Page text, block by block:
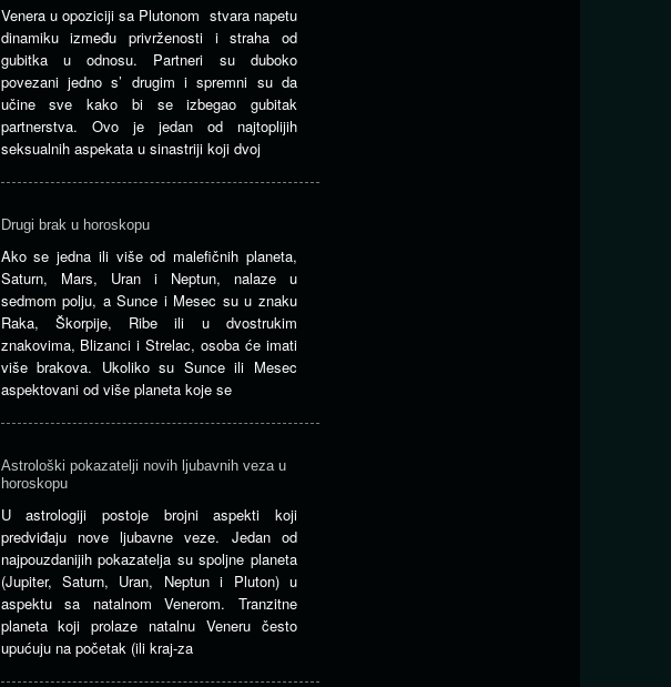
Venera u opoziciji sa Plutonom stvara napetu
dinamiku između privrženosti i straha od
gubitka u odnosu. Partneri su duboko
povezani jedno s’ drugim i spremni su da
učine sve kako bi se izbegao gubitak
partnerstva. Ovo je jedan od najtoplijih
seksualnih aspekata u sinastriji koji dvoj
Drugi brak u horoskopu
Ako se jedna ili više od malefičnih planeta,
Saturn, Mars, Uran i Neptun, nalaze u
sedmom polju, a Sunce i Mesec su u znaku
Raka, Škorpije, Ribe ili u dvostrukim
znakovima, Blizanci i Strelac, osoba će imati
više brakova. Ukoliko su Sunce ili Mesec
aspektovani od više planeta koje se
Astrološki pokazatelji novih ljubavnih veza u
horoskopu
U astrologiji postoje brojni aspekti koji
predviđaju nove ljubavne veze. Jedan od
najpouzdanijih pokazatelja su spoljne planeta
(Jupiter, Saturn, Uran, Neptun i Pluton) u
aspektu sa natalnom Venerom. Tranzitne
planeta koji prolaze ​​natalnu Veneru često
upućuju na početak (ili kraj-za